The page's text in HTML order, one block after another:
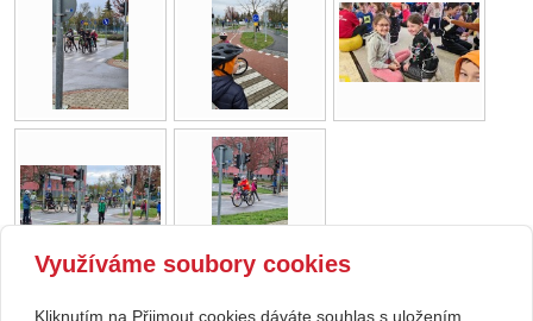
Využíváme soubory cookies
Kliknutím na Přijmout cookies dáváte souhlas s uložením